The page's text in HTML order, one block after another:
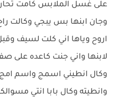
على غسل الملابس كامت
وجان ابنها بس يبجي وكالت
اروح وياها اني كلت لسيف
لابنها واني جنت كاعده على
وكال انطيني اسمج واسم
وانطيته وكال بابا انتي